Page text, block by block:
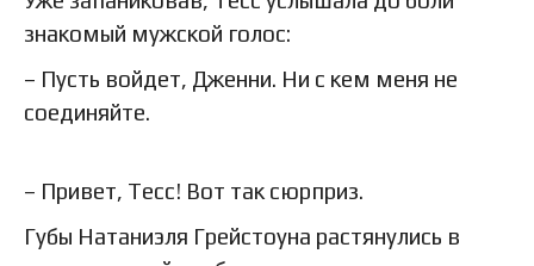
знакомый мужской голос:
– Пусть войдет, Дженни. Ни с кем меня не
соединяйте.
– Привет, Тесс! Вот так сюрприз.
Губы Натаниэля Грейстоуна растянулись в